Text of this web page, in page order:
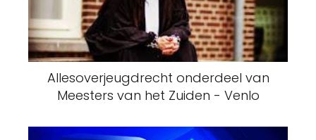
Allesoverjeugdrecht onderdeel van
Meesters van het Zuiden - Venlo